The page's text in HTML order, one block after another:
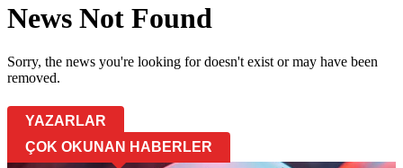
News Not Found
Sorry, the news you're looking for doesn't exist or may have been
removed.
YAZARLAR
ÇOK OKUNAN HABERLER